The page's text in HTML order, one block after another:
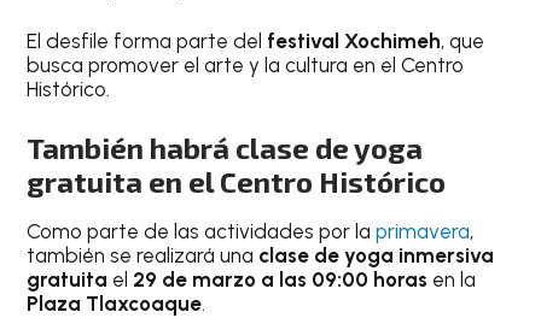
El desfile forma parte del festival Xochimeh, que
busca promover el arte y la cultura en el Centro
Histórico.
También habrá clase de yoga
gratuita en el Centro Histórico
Como parte de las actividades por laprimavera,
también se realizará una clase de yoga inmersiva
gratuita el 29 de marzo a las 09:00 horas en la
Plaza Tlaxcoaque.